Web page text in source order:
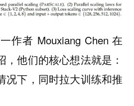
作者 Mouxiang Chen 在
，他们的核心想法就是：
况下，同时拉大训练和推